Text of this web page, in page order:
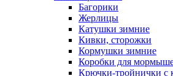
Багорики
Жерлицы
Катушки зимние
Кивки, сторожки
Кормушки зимние
Коробки для
Крючки-тройнички с